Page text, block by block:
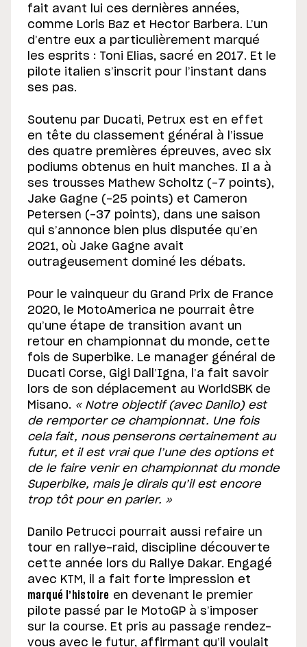
fait avant lui ces dernières années,
comme Loris Baz et Hector Barbera. L’un
d’entre eux a particulièrement marqué
les esprits : Toni Elias, sacré en 2017. Et le
pilote italien s’inscrit pour l’instant dans
ses pas.
Soutenu par Ducati, Petrux est en effet
en tête du classement général à l’issue
des quatre premières épreuves, avec six
podiums obtenus en huit manches. Il a à
ses trousses Mathew Scholtz (-7 points),
Jake Gagne (-25 points) et Cameron
Petersen (-37 points), dans une saison
qui s’annonce bien plus disputée qu’en
2021, où Jake Gagne avait
outrageusement dominé les débats.
Pour le vainqueur du Grand Prix de France
2020, le MotoAmerica ne pourrait être
qu’une étape de transition avant un
retour en championnat du monde, cette
fois de Superbike. Le manager général de
Ducati Corse, Gigi Dall’Igna, l’a fait savoir
lors de son déplacement au WorldSBK de
Misano. « Notre objectif (avec Danilo) est
de remporter ce championnat. Une fois
cela fait, nous penserons certainement au
futur, et il est vrai que l’une des options et
de le faire venir en championnat du monde
Superbike, mais je dirais qu’il est encore
trop tôt pour en parler. »
Danilo Petrucci pourrait aussi refaire un
tour en rallye-raid, discipline découverte
cette année lors du Rallye Dakar. Engagé
avec KTM, il a fait forte impression et
marqué l’histoire en devenant le premier
pilote passé par le MotoGP à s’imposer
sur la course. Et pris au passage rendez-
vous avec le futur, affirmant qu’il voulait